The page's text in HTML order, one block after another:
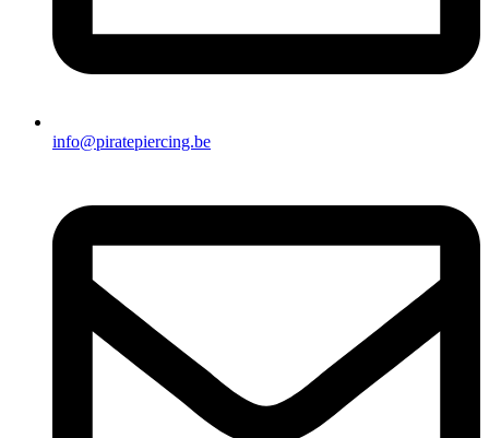
info@piratepiercing.be